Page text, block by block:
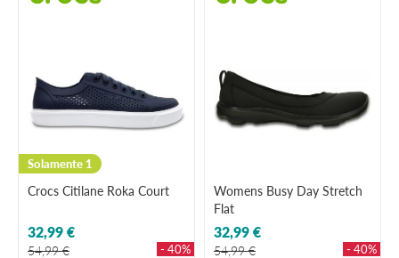
Solamente 1
Crocs Citilane Roka Court
32,99 €
54,99 € - 40%
Womens Busy Day Stretch
Flat
32,99 €
54,99 € - 40%